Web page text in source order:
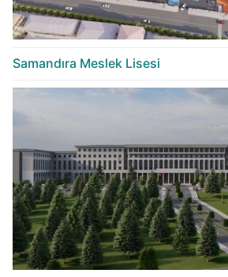
Samandıra Meslek Lisesi